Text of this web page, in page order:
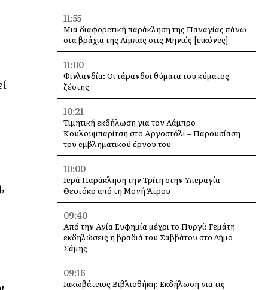
11:55
Μια διαφορετική παράκληση της Παναγίας πάνω
στα βράχια της Λίμπας στις Μηνιές [εικόνες]
11:00
Φινλανδία: Οι τάρανδοι θύματα του κύματος
ζέστης
10:21
Τιμητική εκδήλωση για τον Λάμπρο
Κουλουμπαρίτση στο Αργοστόλι – Παρουσίαση
του εμβληματικού έργου του
10:00
Ιερά Παράκληση την Τρίτη στην Υπεραγία
Θεοτόκο από τη Μονή Άτρου
09:40
Από την Αγία Ευφημία μέχρι το Πυργί: Γεμάτη
εκδηλώσεις η βραδιά του Σαββάτου στο Δήμο
Σάμης
09:16
Ιακωβάτειος Βιβλιοθήκη: Εκδήλωση για τις